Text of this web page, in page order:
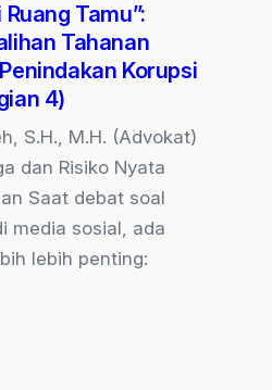
Tamu”:
Tahanan
Korupsi
4)
S.H., M.H. (Advokat)
dan Risiko Nyata
Saat debat soal
media sosial, ada
lebih penting: